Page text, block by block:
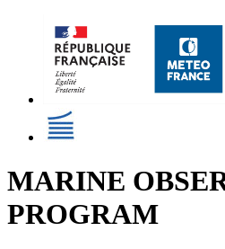
MARINE
PROGRAM